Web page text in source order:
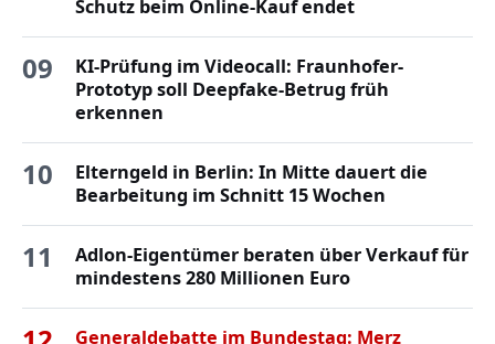
Schutz beim Online-Kauf endet
09
KI-Prüfung im Videocall: Fraunhofer-
Prototyp soll Deepfake-Betrug früh
erkennen
10
Elterngeld in Berlin: In Mitte dauert die
Bearbeitung im Schnitt 15 Wochen
11
Adlon-Eigentümer beraten über Verkauf für
mindestens 280 Millionen Euro
Generaldebatte im Bundestag: Merz